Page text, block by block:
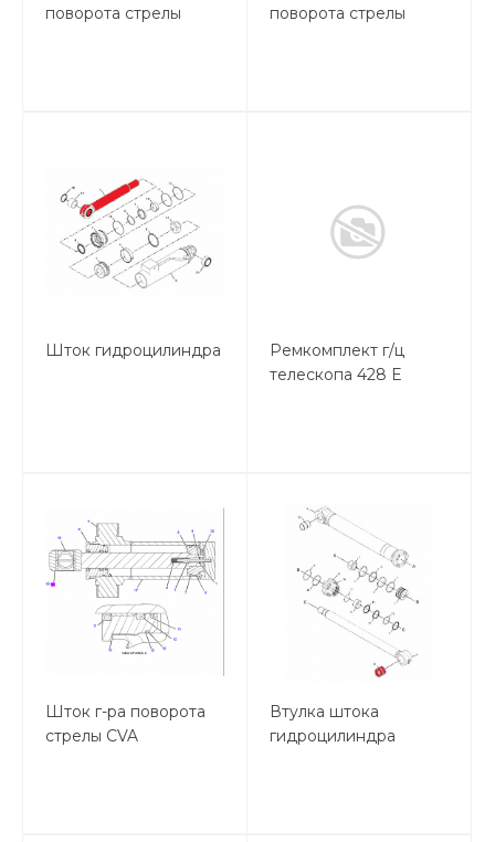
поворота стрелы
поворота стрелы
Шток гидроцилиндра
Ремкомплект г/ц
телескопа 428 E
Шток г-ра поворота
стрелы CVA
Втулка штока
гидроцилиндра